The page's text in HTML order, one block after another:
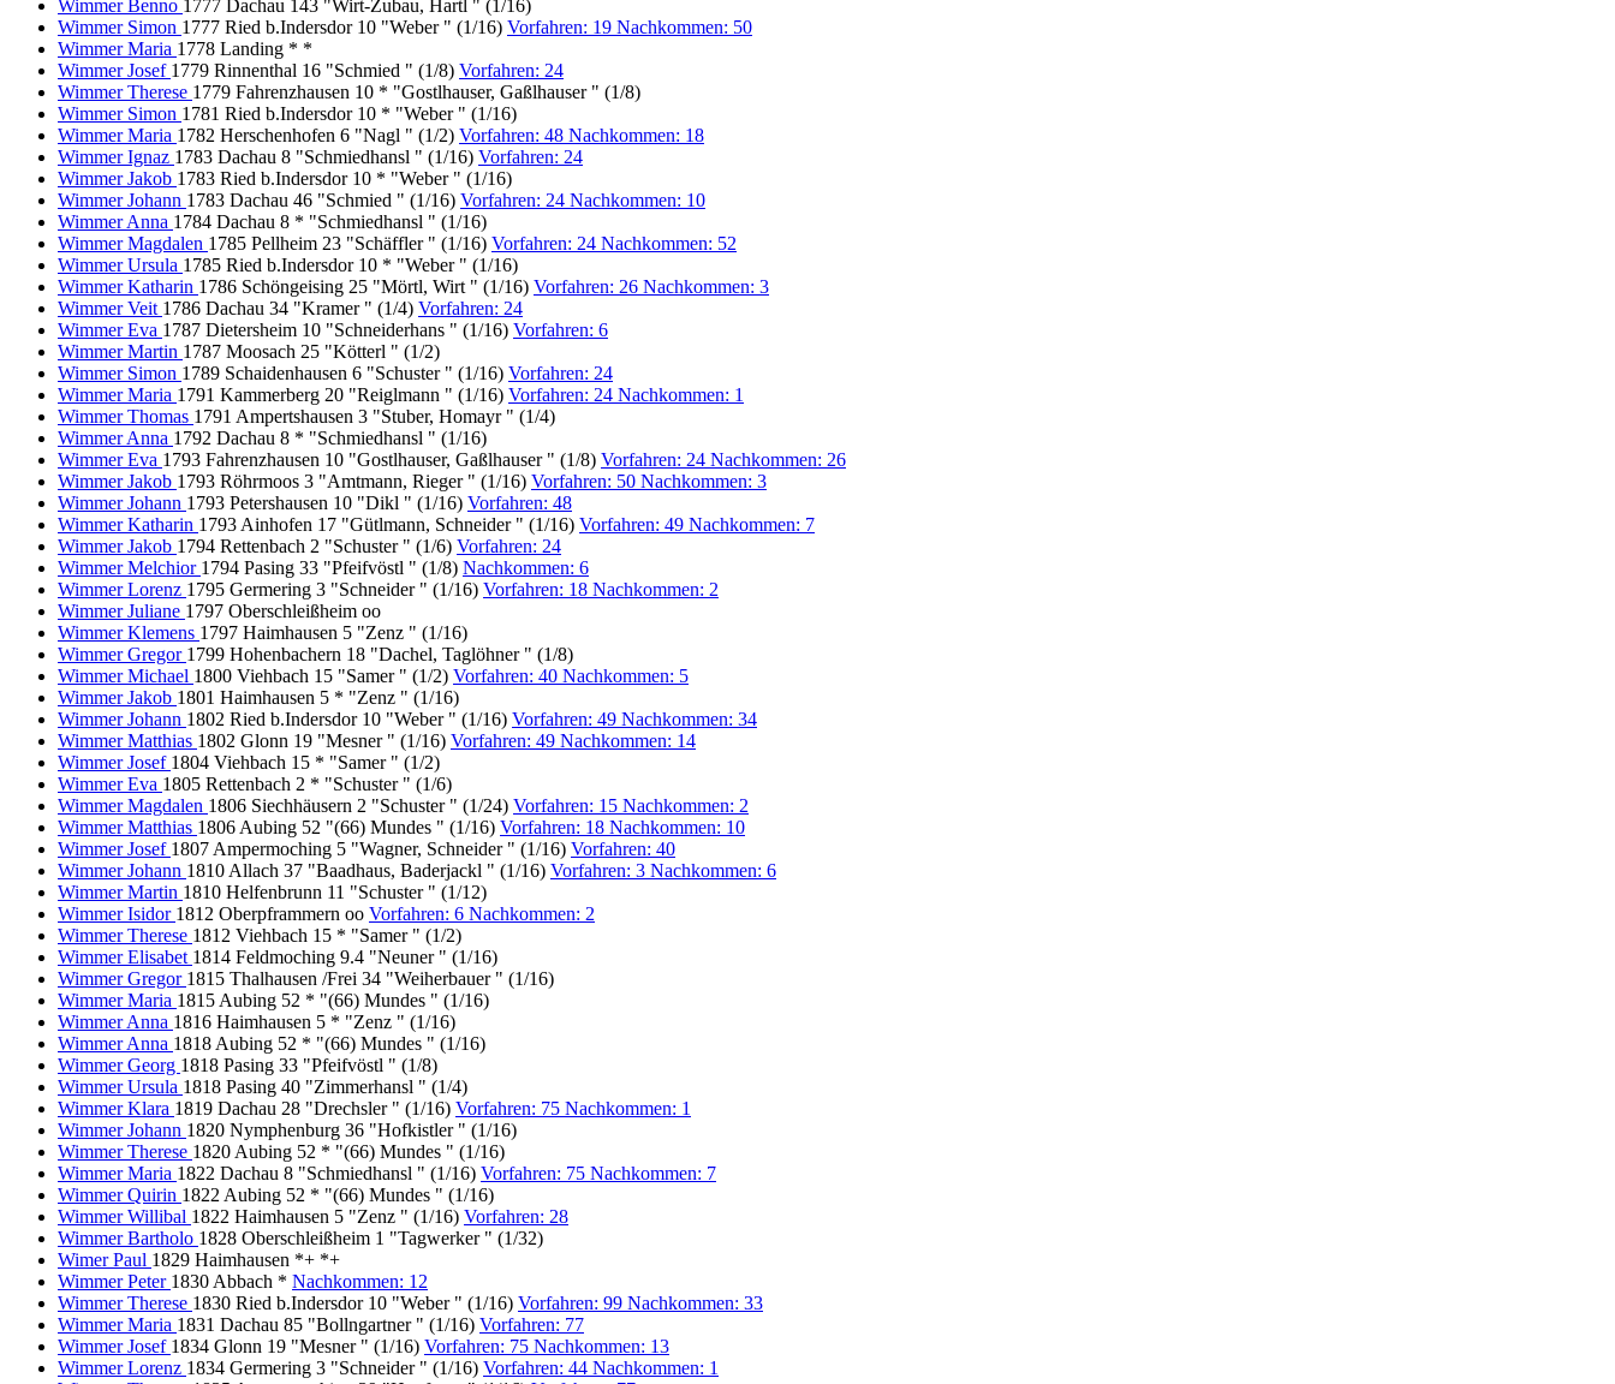
Wimmer Benno 1777 Dachau 143 "Wirt-Zubau, Hartl " (1/16)
Wimmer Simon 1777 Ried b.Indersdor 10 "Weber " (1/16) Vorfahren: 19 Nachkommen: 50
Wimmer Maria 1778 Landing * *
Wimmer Josef 1779 Rinnenthal 16 "Schmied " (1/8) Vorfahren: 24
Wimmer Therese 1779 Fahrenzhausen 10 * "Gostlhauser, Gaßlhauser " (1/8)
Wimmer Simon 1781 Ried b.Indersdor 10 * "Weber " (1/16)
Wimmer Maria 1782 Herschenhofen 6 "Nagl " (1/2) Vorfahren: 48 Nachkommen: 18
Wimmer Ignaz 1783 Dachau 8 "Schmiedhansl " (1/16) Vorfahren: 24
Wimmer Jakob 1783 Ried b.Indersdor 10 * "Weber " (1/16)
Wimmer Johann 1783 Dachau 46 "Schmied " (1/16) Vorfahren: 24 Nachkommen: 10
Wimmer Anna 1784 Dachau 8 * "Schmiedhansl " (1/16)
Wimmer Magdalen 1785 Pellheim 23 "Schäffler " (1/16) Vorfahren: 24 Nachkommen: 52
Wimmer Ursula 1785 Ried b.Indersdor 10 * "Weber " (1/16)
Wimmer Katharin 1786 Schöngeising 25 "Mörtl, Wirt " (1/16) Vorfahren: 26 Nachkommen: 3
Wimmer Veit 1786 Dachau 34 "Kramer " (1/4) Vorfahren: 24
Wimmer Eva 1787 Dietersheim 10 "Schneiderhans " (1/16) Vorfahren: 6
Wimmer Martin 1787 Moosach 25 "Kötterl " (1/2)
Wimmer Simon 1789 Schaidenhausen 6 "Schuster " (1/16) Vorfahren: 24
Wimmer Maria 1791 Kammerberg 20 "Reiglmann " (1/16) Vorfahren: 24 Nachkommen: 1
Wimmer Thomas 1791 Ampertshausen 3 "Stuber, Homayr " (1/4)
Wimmer Anna 1792 Dachau 8 * "Schmiedhansl " (1/16)
Wimmer Eva 1793 Fahrenzhausen 10 "Gostlhauser, Gaßlhauser " (1/8) Vorfahren: 24 Nachkommen: 26
Wimmer Jakob 1793 Röhrmoos 3 "Amtmann, Rieger " (1/16) Vorfahren: 50 Nachkommen: 3
Wimmer Johann 1793 Petershausen 10 "Dikl " (1/16) Vorfahren: 48
Wimmer Katharin 1793 Ainhofen 17 "Gütlmann, Schneider " (1/16) Vorfahren: 49 Nachkommen: 7
Wimmer Jakob 1794 Rettenbach 2 "Schuster " (1/6) Vorfahren: 24
Wimmer Melchior 1794 Pasing 33 "Pfeifvöstl " (1/8) Nachkommen: 6
Wimmer Lorenz 1795 Germering 3 "Schneider " (1/16) Vorfahren: 18 Nachkommen: 2
Wimmer Juliane 1797 Oberschleißheim oo
Wimmer Klemens 1797 Haimhausen 5 "Zenz " (1/16)
Wimmer Gregor 1799 Hohenbachern 18 "Dachel, Taglöhner " (1/8)
Wimmer Michael 1800 Viehbach 15 "Samer " (1/2) Vorfahren: 40 Nachkommen: 5
Wimmer Jakob 1801 Haimhausen 5 * "Zenz " (1/16)
Wimmer Johann 1802 Ried b.Indersdor 10 "Weber " (1/16) Vorfahren: 49 Nachkommen: 34
Wimmer Matthias 1802 Glonn 19 "Mesner " (1/16) Vorfahren: 49 Nachkommen: 14
Wimmer Josef 1804 Viehbach 15 * "Samer " (1/2)
Wimmer Eva 1805 Rettenbach 2 * "Schuster " (1/6)
Wimmer Magdalen 1806 Siechhäusern 2 "Schuster " (1/24) Vorfahren: 15 Nachkommen: 2
Wimmer Matthias 1806 Aubing 52 "(66) Mundes " (1/16) Vorfahren: 18 Nachkommen: 10
Wimmer Josef 1807 Ampermoching 5 "Wagner, Schneider " (1/16) Vorfahren: 40
Wimmer Johann 1810 Allach 37 "Baadhaus, Baderjackl " (1/16) Vorfahren: 3 Nachkommen: 6
Wimmer Martin 1810 Helfenbrunn 11 "Schuster " (1/12)
Wimmer Isidor 1812 Oberpframmern oo Vorfahren: 6 Nachkommen: 2
Wimmer Therese 1812 Viehbach 15 * "Samer " (1/2)
Wimmer Elisabet 1814 Feldmoching 9.4 "Neuner " (1/16)
Wimmer Gregor 1815 Thalhausen /Frei 34 "Weiherbauer " (1/16)
Wimmer Maria 1815 Aubing 52 * "(66) Mundes " (1/16)
Wimmer Anna 1816 Haimhausen 5 * "Zenz " (1/16)
Wimmer Anna 1818 Aubing 52 * "(66) Mundes " (1/16)
Wimmer Georg 1818 Pasing 33 "Pfeifvöstl " (1/8)
Wimmer Ursula 1818 Pasing 40 "Zimmerhansl " (1/4)
Wimmer Klara 1819 Dachau 28 "Drechsler " (1/16) Vorfahren: 75 Nachkommen: 1
Wimmer Johann 1820 Nymphenburg 36 "Hofkistler " (1/16)
Wimmer Therese 1820 Aubing 52 * "(66) Mundes " (1/16)
Wimmer Maria 1822 Dachau 8 "Schmiedhansl " (1/16) Vorfahren: 75 Nachkommen: 7
Wimmer Quirin 1822 Aubing 52 * "(66) Mundes " (1/16)
Wimmer Willibal 1822 Haimhausen 5 "Zenz " (1/16) Vorfahren: 28
Wimmer Bartholo 1828 Oberschleißheim 1 "Tagwerker " (1/32)
Wimer Paul 1829 Haimhausen *+ *+
Wimmer Peter 1830 Abbach * Nachkommen: 12
Wimmer Therese 1830 Ried b.Indersdor 10 "Weber " (1/16) Vorfahren: 99 Nachkommen: 33
Wimmer Maria 1831 Dachau 85 "Bollngartner " (1/16) Vorfahren: 77
Wimmer Josef 1834 Glonn 19 "Mesner " (1/16) Vorfahren: 75 Nachkommen: 13
Wimmer Lorenz 1834 Germering 3 "Schneider " (1/16) Vorfahren: 44 Nachkommen: 1